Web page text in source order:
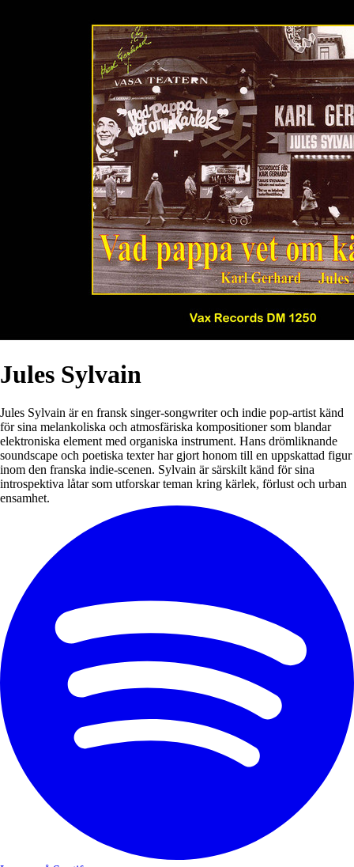
Jules Sylvain
Jules Sylvain är en fransk singer-songwriter och indie pop-artist känd
för sina melankoliska och atmosfäriska kompositioner som blandar
elektroniska element med organiska instrument. Hans drömliknande
soundscape och poetiska texter har gjort honom till en uppskattad figur
inom den franska indie-scenen. Sylvain är särskilt känd för sina
introspektiva låtar som utforskar teman kring kärlek, förlust och urban
ensamhet.